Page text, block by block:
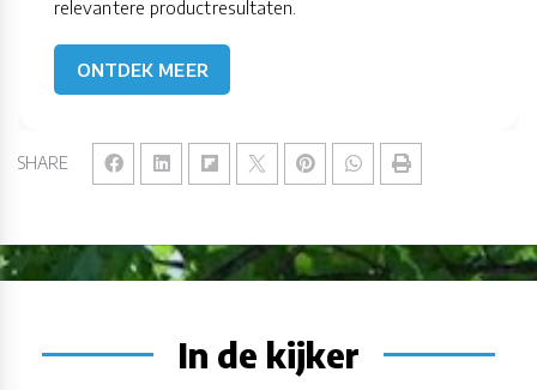
SHARE
relevantere productresultaten.
ONTDEK MEER
In de kijker